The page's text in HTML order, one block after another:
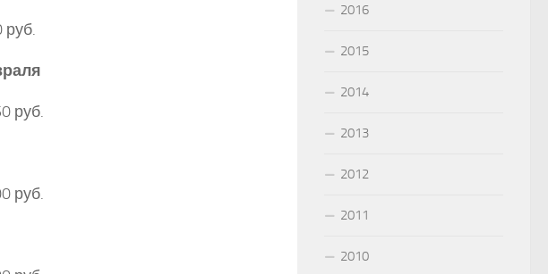
руб.
руб.
2016
2015
2014
2013
2012
2011
2010